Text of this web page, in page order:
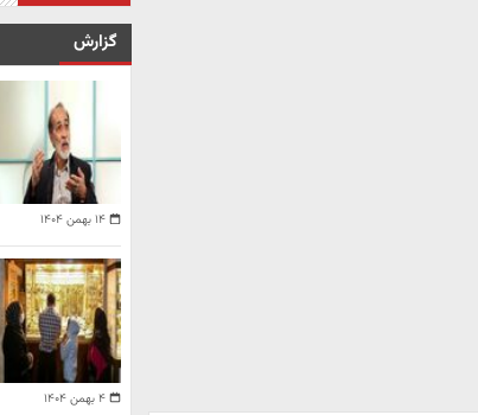
گزارش
۱۴ بهمن ۱۴۰۴
۴ بهمن ۱۴۰۴